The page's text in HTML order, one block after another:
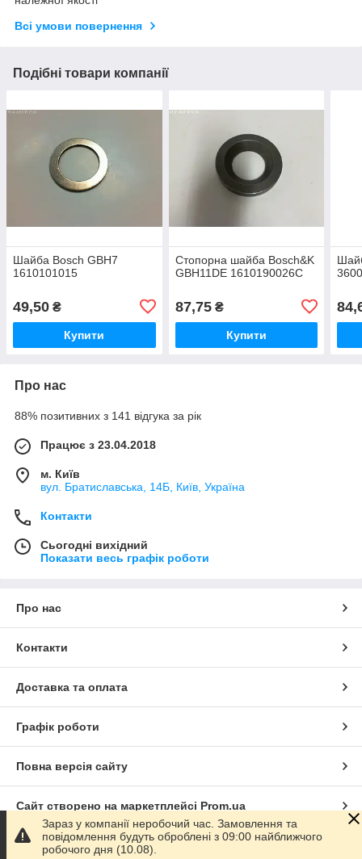
Всі умови повернення
Подібні товари компанії
Шайба Bosch GBH7
1610101015
49,50 ₴
Купити
Стопорна шайба Bosch&K
GBH11DE 1610190026C
87,75₴
Купити
Про нас
88% позитивних з 141 відгука за рік
Працює з 23.04.2018
м. Київ
вул. Братиславська, 14Б, Київ, Україна
Контакти
Сьогодні вихідний
Показати весь графік роботи
Про нас
Контакти
Доставка та оплата
Графік роботи
Повна версія сайту
Сайт створено на маркетплейсі Prom.ua
Політика конфіденційності
Зараз у компанії неробочий час. Замовлення та
повідомлення будуть оброблені з 09:00 найближчого
робочого дня (10.08).